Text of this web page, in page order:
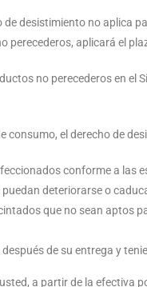
de desistimiento no aplica
perecederos, aplicará el
no perecederos en el
consumo, el derecho de
conforme a las
deteriorarse o
que no sean aptos
de su entrega y
a partir de la efectiva